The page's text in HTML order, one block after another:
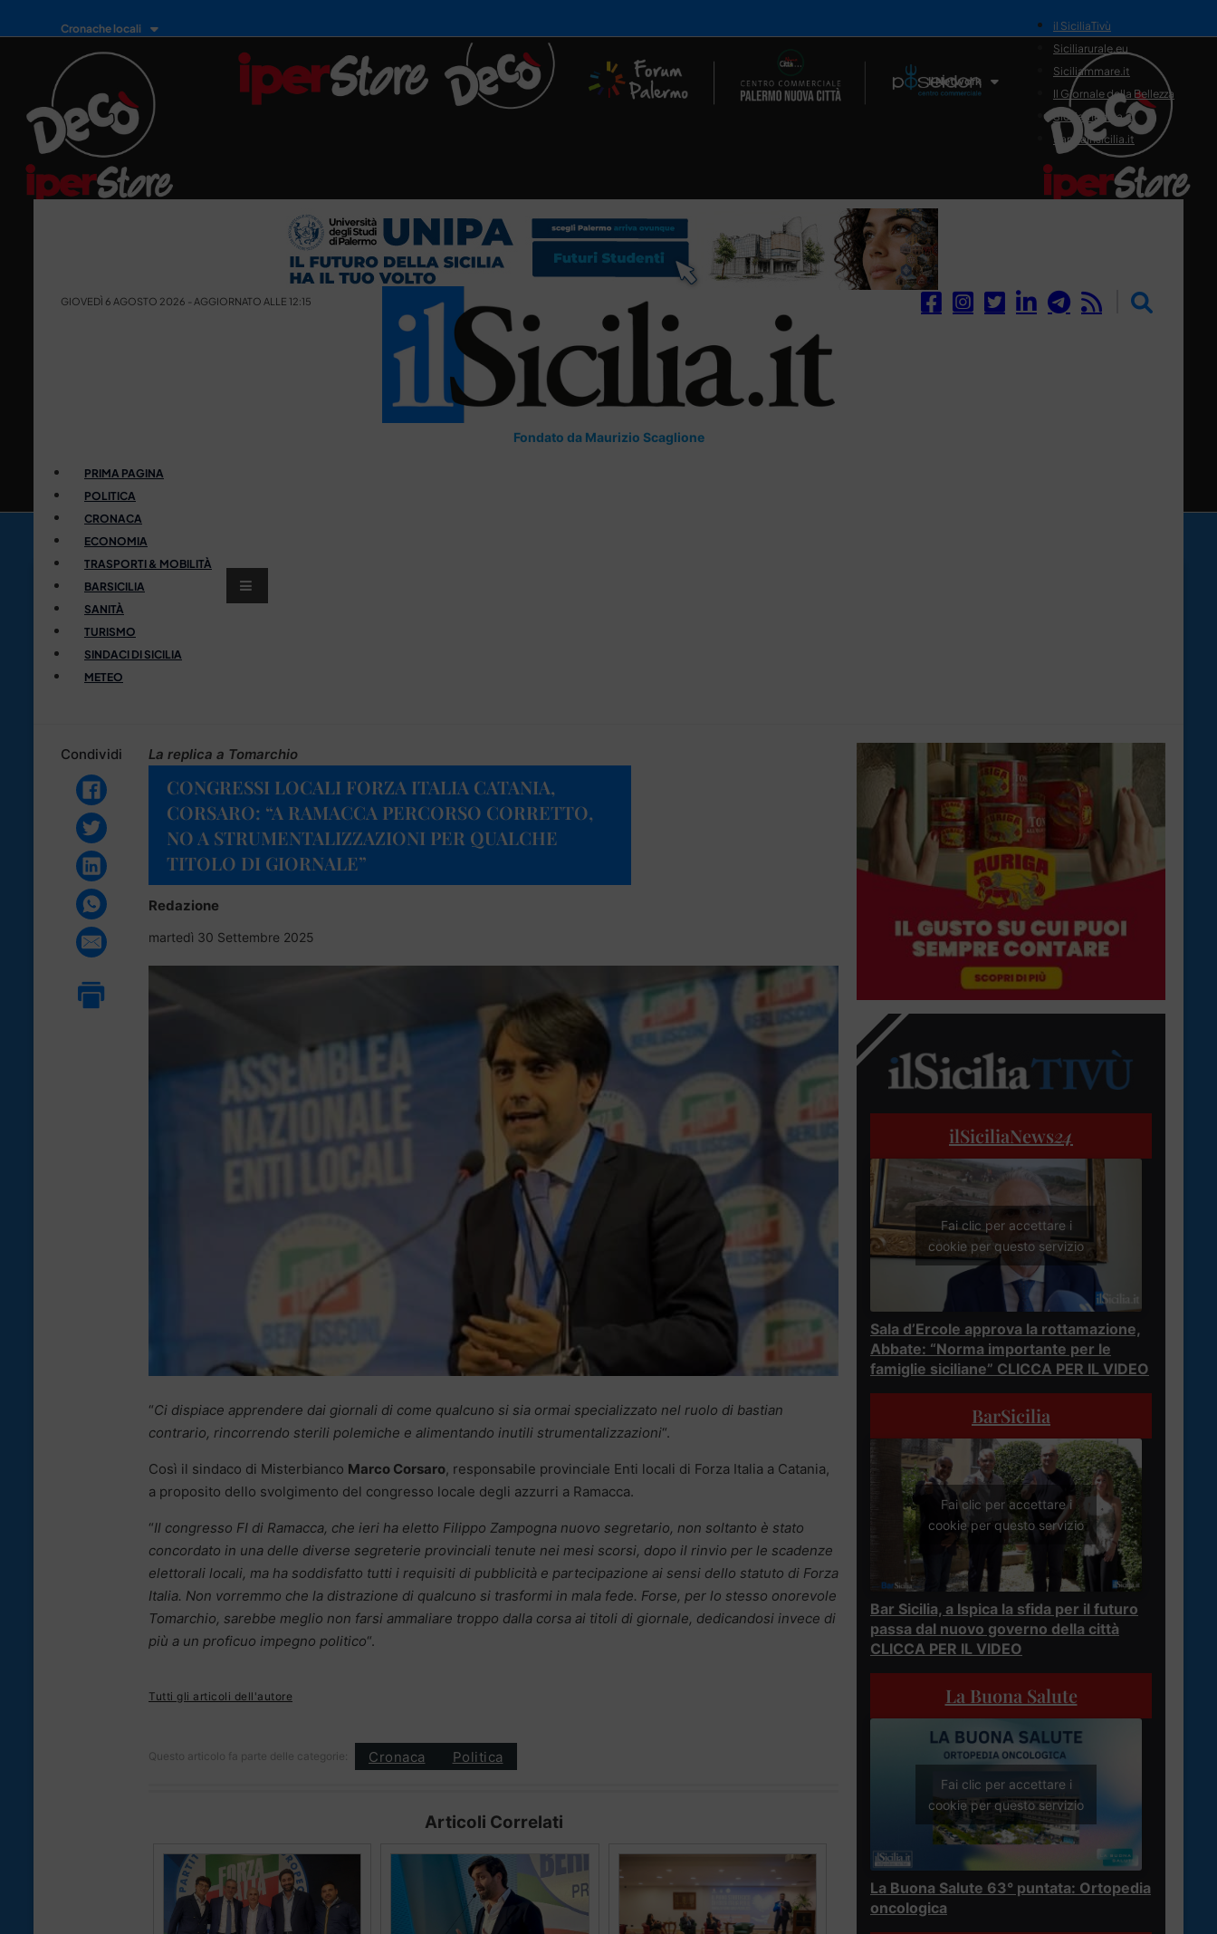
Cronache locali
Il Network
il SiciliaTivù
Siciliarurale.eu
Siciliammare.it
Il Giornale della Bellezza
Siciliamedica.it
Sanitainsicilia.it
GIOVEDÌ 6 AGOSTO 2026 - AGGIORNATO ALLE 12:15
Fondato da Maurizio Scaglione
PRIMA PAGINA
POLITICA
CRONACA
ECONOMIA
TRASPORTI & MOBILITÀ
BARSICILIA
SANITÀ
TURISMO
SINDACI DI SICILIA
METEO
Condividi La replica a Tomarchio
CONGRESSI LOCALI FORZA ITALIA CATANIA,
CORSARO: “A RAMACCA PERCORSO CORRETTO,
NO A STRUMENTALIZZAZIONI PER QUALCHE
TITOLO DI GIORNALE”
Redazione
martedì 30 Settembre 2025
“Ci dispiace apprendere dai giornali di come qualcuno si sia ormai specializzato nel ruolo di bastian
contrario, rincorrendo sterili polemiche e alimentando inutili strumentalizzazioni“.
Così il sindaco di Misterbianco Marco Corsaro, responsabile provinciale Enti locali di Forza Italia a Catania,
a proposito dello svolgimento del congresso locale degli azzurri a Ramacca.
“Il congresso FI di Ramacca, che ieri ha eletto Filippo Zampogna nuovo segretario, non soltanto è stato
concordato in una delle diverse segreterie provinciali tenute nei mesi scorsi, dopo il rinvio per le scadenze
elettorali locali, ma ha soddisfatto tutti i requisiti di pubblicità e partecipazione ai sensi dello statuto di Forza
Italia. Non vorremmo che la distrazione di qualcuno si trasformi in mala fede. Forse, per lo stesso onorevole
Tomarchio, sarebbe meglio non farsi ammaliare troppo dalla corsa ai titoli di giornale, dedicandosi invece di
più a un proficuo impegno politico“.
Tutti gli articoli dell'autore
Questo articolo fa parte delle categorie: Cronaca Politica
Articoli Correlati
ilSiciliaNews24
Fai clic per accettare i
cookie per questo servizio
Sala d’Ercole approva la rottamazione,
Abbate: “Norma importante per le
famiglie siciliane” CLICCA PER IL VIDEO
BarSicilia
Fai clic per accettare i
cookie per questo servizio
Bar Sicilia, a Ispica la sfida per il futuro
passa dal nuovo governo della città
CLICCA PER IL VIDEO
La Buona Salute
Fai clic per accettare i
cookie per questo servizio
La Buona Salute 63° puntata: Ortopedia
oncologica